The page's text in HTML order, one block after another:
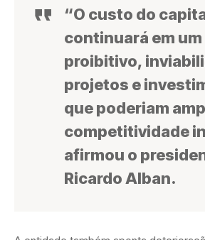
“O custo do
continuará em um
proibitivo,
projetos e
que poderiam
competitividade
afirmou o
Ricardo Alban.